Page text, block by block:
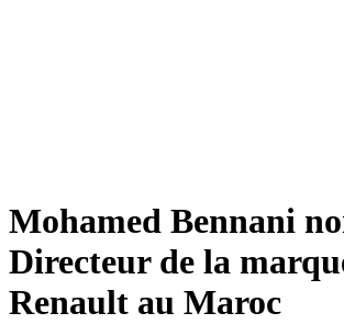
Mohamed Bennani
Directeur de la
Renault au Maroc